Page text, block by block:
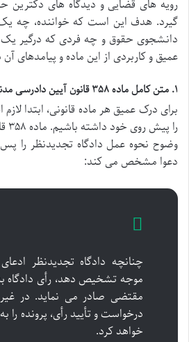
رویه های قضایی و دیدگاه های دکترین
گیرد. هدف این است که خواننده، چه
دانشجوی حقوق و چه فردی که درگیر
عمیق و کاربردی از این ماده و پیامدهای
۱. متن کامل ماده ۳۵۸ قانون آیین دادرسی مدنی
برای درک عمیق هر ماده قانونی، ابتدا
وضوح نحوه عمل دادگاه تجدیدنظر را
دعوا مشخص می کند:
چنانچه دادگاه تجدیدنظر
موجه تشخیص دهد، رأی دادگاه
مقتضی صادر می نماید. در
درخواست و تأیید رأی، پرونده را
خواهد کرد.